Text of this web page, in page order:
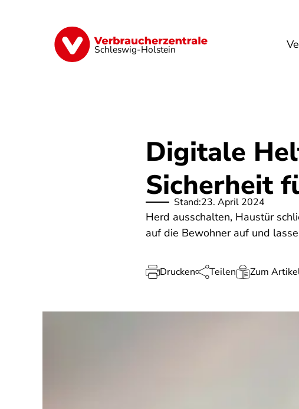
Schleswig-Holstein
Finanzen Digitales Lebensmittel
Digitale
Sicherheit
Stand:23. April 2024
Herd ausschalten, Haustür
auf die Bewohner auf und
Drucken Teilen Zum